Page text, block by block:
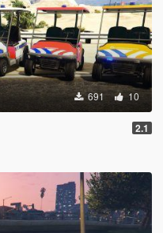
691 10
2.1